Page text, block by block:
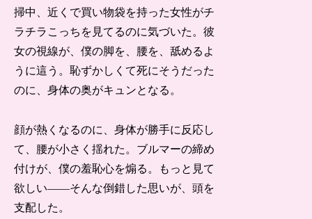
掃中、近くで買い物袋を持った女性がチ
ラチラこっちを見てるのに気づいた。彼
女の視線が、僕の脚を、腰を、舐めるよ
うに這う。恥ずかしくて死にそうだった
のに、身体の奥がキュンとなる。
顔が熱くなるのに、身体が勝手に反応し
て、腰が小さく揺れた。ブルマーの締め
付けが、僕の羞恥心を煽る。もっと見て
欲しい――そんな倒錯した思いが、頭を
支配した。